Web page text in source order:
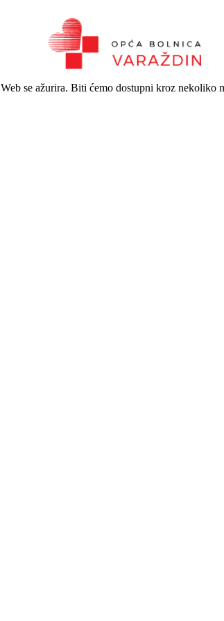
Web se ažurira. Biti ćemo dostupni kroz nekoliko